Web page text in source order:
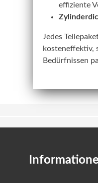
effiziente
Jedes
kosteneffektiv,
Bedürfnissen